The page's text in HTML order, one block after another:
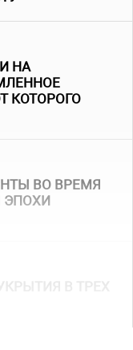
НА
КОТОРОГО
ВО ВРЕМЯ
ЭПОХИ
В ТРЕХ